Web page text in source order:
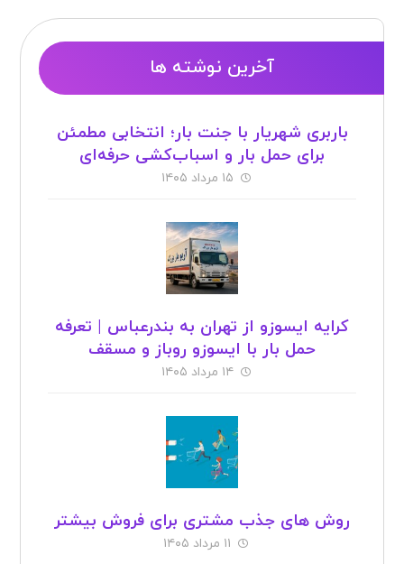
آخرین نوشته ها
باربری شهریار با جنت بار؛ انتخابی مطمئن
برای حمل بار و اسباب‌کشی حرفه‌ای
۱۵ مرداد ۱۴۰۵
کرایه ایسوزو از تهران به بندرعباس | تعرفه
حمل بار با ایسوزو روباز و مسقف
۱۴ مرداد ۱۴۰۵
روش های جذب مشتری برای فروش بیشتر
۱۱ مرداد ۱۴۰۵